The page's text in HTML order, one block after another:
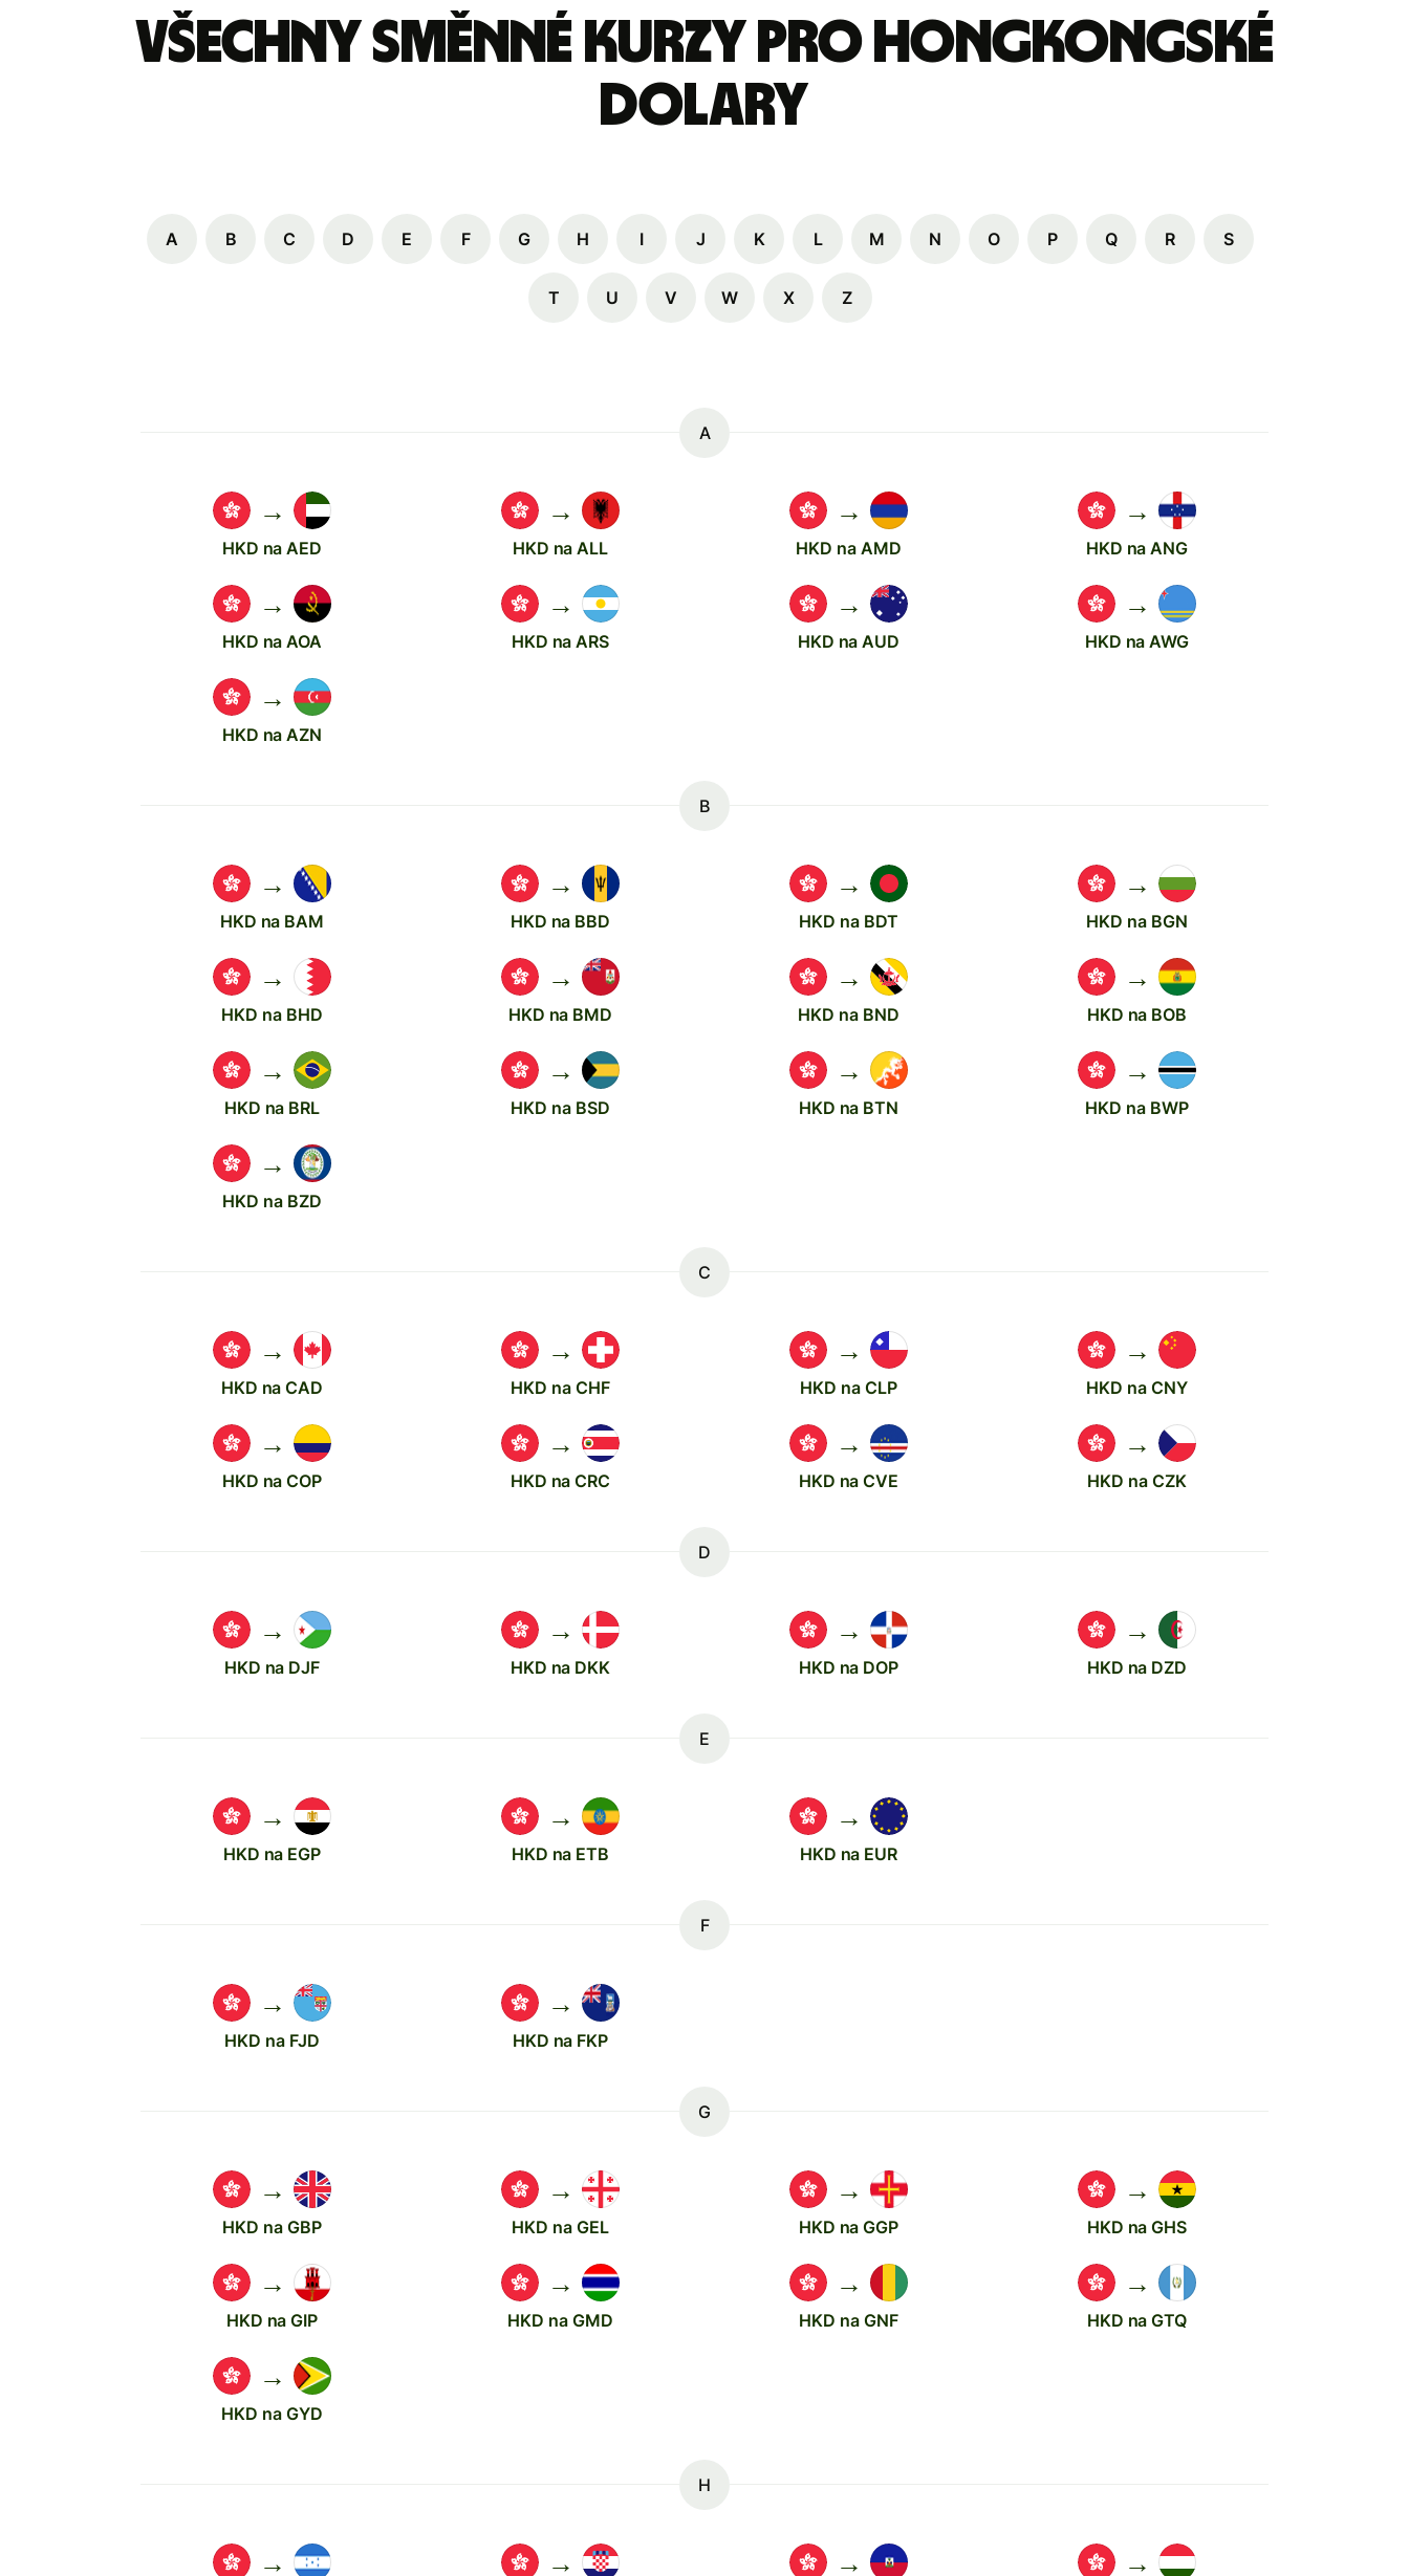
Všechny směnné kurzy pro hongkongské
dolary
A B C D E F G H I J K L M N O P Q R S
T U V W X Z
A
→
HKD na AED
→
HKD na ALL
→
HKD na AMD
→
HKD na ANG
→
HKD na AOA
→
HKD na ARS
→
HKD na AUD
→
HKD na AWG
→
HKD na AZN
B
→
HKD na BAM
→
HKD na BBD
→
HKD na BDT
→
HKD na BGN
→
HKD na BHD
→
HKD na BMD
→
HKD na BND
→
HKD na BOB
→
HKD na BRL
→
HKD na BSD
→
HKD na BTN
→
HKD na BWP
→
HKD na BZD
C
→
HKD na CAD
→
HKD na CHF
→
HKD na CLP
→
HKD na CNY
→
HKD na COP
→
HKD na CRC
→
HKD na CVE
→
HKD na CZK
D
→
HKD na DJF
→
HKD na DKK
→
HKD na DOP
→
HKD na DZD
E
→
HKD na EGP
→
HKD na ETB
→
HKD na EUR
F
→
HKD na FJD
→
HKD na FKP
G
→
HKD na GBP
→
HKD na GEL
→
HKD na GGP
→
HKD na GHS
→
HKD na GIP
→
HKD na GMD
→
HKD na GNF
→
HKD na GTQ
→
HKD na GYD
H
→ → → →